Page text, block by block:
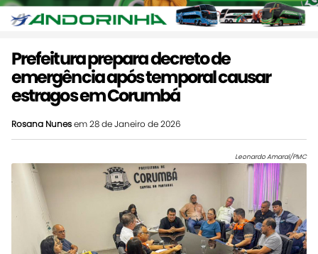
Prefeitura prepara decreto de
emergência após temporal causar
estragos em Corumbá
Rosana Nunesem 28 de Janeiro de 2026
Leonardo Amaral/PMC